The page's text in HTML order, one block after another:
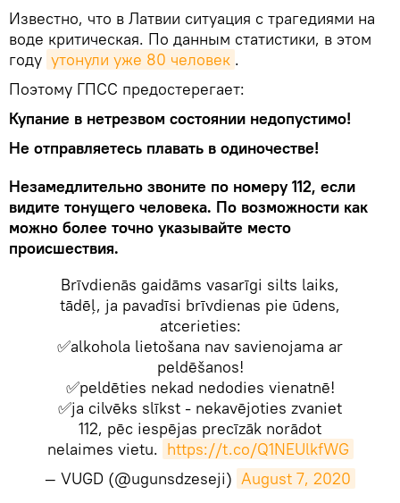
Известно, что в Латвии ситуация с трагедиями на
воде критическая. По данным статистики, в этом
году утонули уже 80 человек .
Поэтому ГПСС предостерегает:
Купание в нетрезвом состоянии недопустимо!
Не отправляетесь плавать в одиночестве!
Незамедлительно звоните по номеру 112, если
видите тонущего человека. По возможности как
можно более точно указывайте место
происшествия.
Brīvdienās gaidāms vasarīgi silts laiks,
tādēļ, ja pavadīsi brīvdienas pie ūdens,
atcerieties:
✅alkohola lietošana nav savienojama ar
peldēšanos!
✅peldēties nekad nedodies vienatnē!
✅ja cilvēks slīkst - nekavējoties zvaniet
112, pēc iespējas precīzāk norādot
nelaimes vietu. https://t.co/Q1NEUlkfWG
— VUGD (@ugunsdzeseji) August 7, 2020